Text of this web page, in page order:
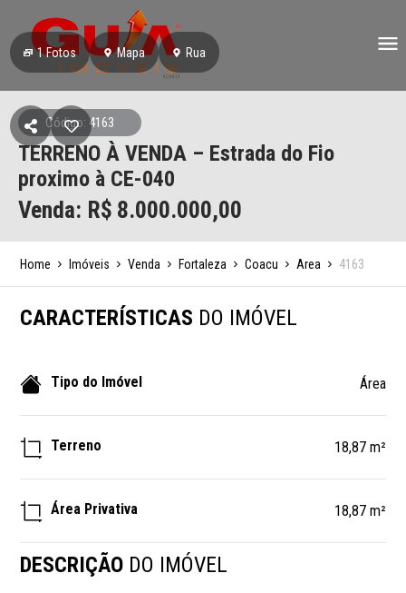
1Fotos Mapa Rua
Código: 4163
TERRENO À VENDA – Estrada do Fio
proximo à CE-040
Venda: R$ 8.000.000,00
Home Imóveis Venda Fortaleza Coacu Area 4163
CARACTERÍSTICAS DO IMÓVEL
Tipo do Imóvel Área
Terreno 18,87 m²
Área Privativa 18,87 m²
DESCRIÇÃO DO IMÓVEL